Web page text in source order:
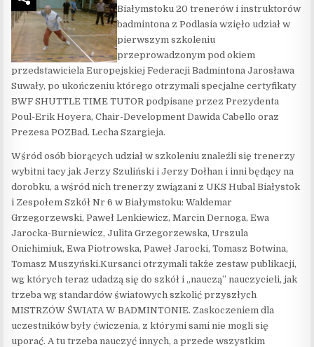
Białymstoku 20 trenerów i instruktorów
badmintona z Podlasia wzięło udział w
pierwszym szkoleniu
przeprowadzonym pod okiem
przedstawiciela Europejskiej Federacji Badmintona Jarosława
Suwały, po ukończeniu którego otrzymali specjalne certyfikaty
BWF SHUTTLE TIME TUTOR podpisane przez Prezydenta
Poul-Erik Hoyera, Chair-Development Dawida Cabello oraz
Prezesa POZBad. Lecha Szargieja.
Wśród osób biorących udział w szkoleniu znaleźli się trenerzy
wybitni tacy jak Jerzy Szuliński i Jerzy Dołhan i inni będący na
dorobku, a wśród nich trenerzy związani z UKS Hubal Białystok
i Zespołem Szkół Nr 6 w Białymstoku: Waldemar
Grzegorzewski, Paweł Lenkiewicz, Marcin Dernoga, Ewa
Jarocka-Burniewicz, Julita Grzegorzewska, Urszula
Onichimiuk, Ewa Piotrowska, Paweł Jarocki, Tomasz Botwina,
Tomasz Muszyński.Kursanci otrzymali także zestaw publikacji,
wg których teraz udadzą się do szkół i „nauczą” nauczycieli, jak
trzeba wg standardów światowych szkolić przyszłych
MISTRZÓW ŚWIATA W BADMINTONIE. Zaskoczeniem dla
uczestników były ćwiczenia, z którymi sami nie mogli się
uporać. A tu trzeba nauczyć innych, a przede wszystkim